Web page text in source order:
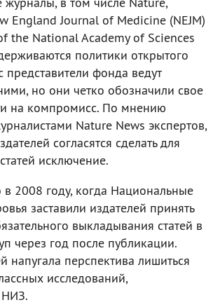
England Journal of Medicine (NEJM)
the National Academy of Sciences
политики открытого
представители фонда ведут
но они четко обозначили свое
на компромисс. По мнению
Nature News экспертов,
согласятся сделать для
исключение.
2008 году, когда Национальные
заставили издателей принять
выкладывания статей в
через год после публикации.
напугала перспектива лишиться
исследований,